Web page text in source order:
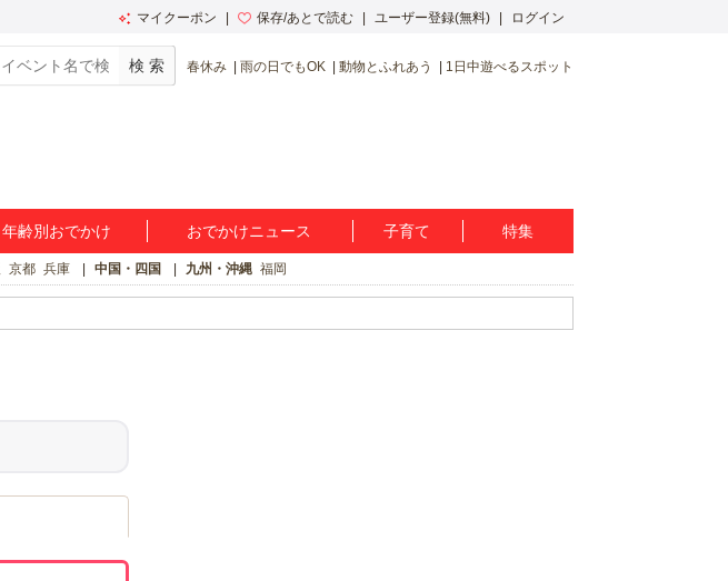
マイクーポン 保存/あとで読む ユーザー登録(無料) ログイン
春休み 雨の日でもOK 動物とふれあう 1日中遊べるスポット
年齢別おでかけ おでかけニュース 子育て 特集
京都 兵庫 中国・四国 九州・沖縄 福岡